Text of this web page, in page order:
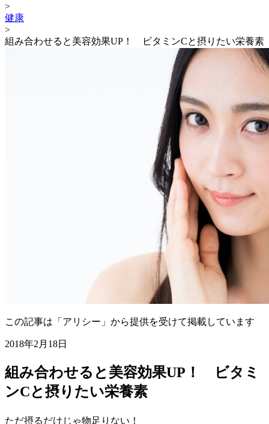
>
健康
>
組み合わせると美容効果UP！ ビタミンCと摂りたい栄養素
この記事は「アリシー」から提供を受けて掲載しています
2018年2月18日
組み合わせると美容効果UP！ ビタミ
ンCと摂りたい栄養素
ただ摂るだけじゃ物足りない！